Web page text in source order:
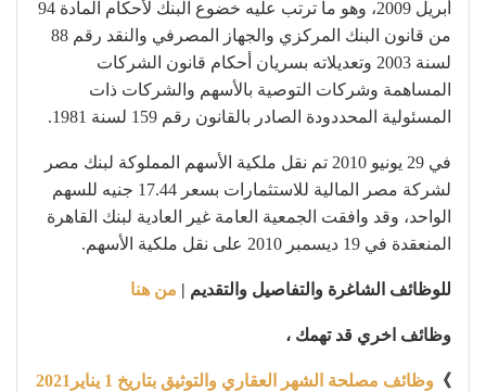
أبريل 2009، وهو ما ترتب عليه خضوع البنك لأحكام المادة 94
من قانون البنك المركزي والجهاز المصرفي والنقد رقم 88
لسنة 2003 وتعديلاته بسريان أحكام قانون الشركات
المساهمة وشركات التوصية بالأسهم والشركات ذات
المسئولية المحددودة الصادر بالقانون رقم 159 لسنة 1981.
في 29 يونيو 2010 تم نقل ملكية الأسهم المملوكة لبنك مصر
لشركة مصر المالية للاستثمارات بسعر 17.44 جنيه للسهم
الواحد، وقد وافقت الجمعية العامة غير العادية لبنك القاهرة
المنعقدة في 19 ديسمبر 2010 على نقل ملكية الأسهم.
للوظائف الشاغرة والتفاصيل والتقديم | من هنا
وظائف اخري قد تهمك ،
》 وظائف مصلحة الشهر العقاري والتوثيق بتاريخ 1 يناير2021